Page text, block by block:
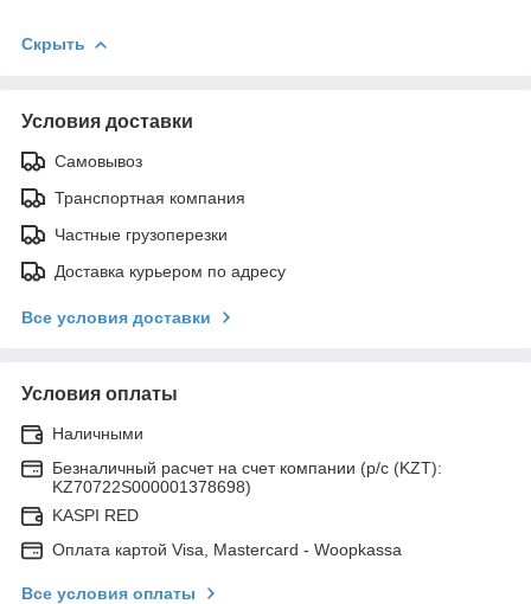
Скрыть
Условия доставки
Самовывоз
Транспортная компания
Частные грузоперезки
Доставка курьером по адресу
Все условия доставки
Условия оплаты
Наличными
Безналичный расчет на счет компании (р/с (KZT):
KZ70722S000001378698)
KASPI RED
Оплата картой Visa, Mastercard - Woopkassa
Все условия оплаты